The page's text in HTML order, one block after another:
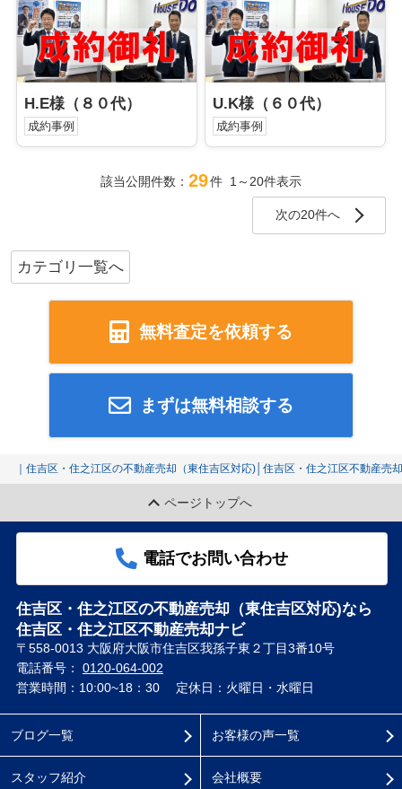
H.E様（８０代）
成約事例
U.K様（６０代）
成約事例
該当公開件数： 29件 1～20件表示
次の20件へ
カテゴリ一覧へ
無料査定を依頼する
まずは無料相談する
｜住吉区・住之江区の不動産売却（東住吉区対応)│住吉区・住之江区不動産売
ページトップへ
電話でお問い合わせ
住吉区・住之江区の不動産売却（東住吉区対応)なら
住吉区・住之江区不動産売却ナビ
〒558-0013 大阪府大阪市住吉区我孫子東２丁目3番10号
電話番号： 0120-064-002
営業時間：10:00~18：30
定休日：火曜日・水曜日
ブログ一覧
スタッフ紹介
お客様の声一覧
会社概要